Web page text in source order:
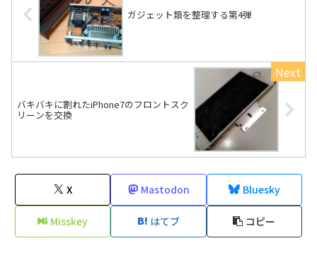
ガジェット類を整理する第4弾
バキバキに割れたiPhone7のフロントスク
リーンを交換
X Mastodon Bluesky
Misskey はてブ コピー